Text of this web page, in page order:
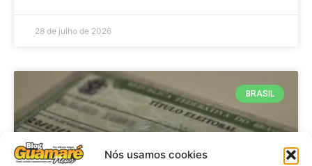
Nós usamos cookies
28 de julho de 2026
BRASIL